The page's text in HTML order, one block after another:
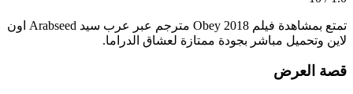
تمتع بمشاهدة فيلم Obey 2018 مترجم عبر عرب سيد Arabseed اون
لاين وتحميل مباشر بجودة ممتازة لعشاق الدراما.
قصة العرض